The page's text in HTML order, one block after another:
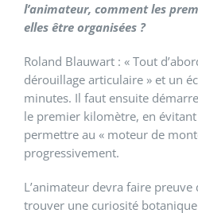
l’animateur, comment les
elles être organisées ?
Roland Blauwart : « Tout
dérouillage articulaire » et un
minutes. Il faut ensuite
le premier kilomètre, en
permettre au « moteur de
progressivement.
L’animateur devra faire
trouver une curiosité